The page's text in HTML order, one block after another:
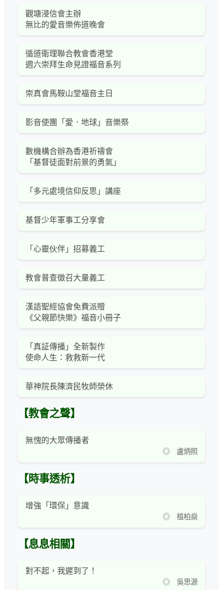
觀塘浸信會主辦
無比的愛音樂佈道晚會
循道衛理聯合教會香港堂
週六崇拜生命見證福音系列
崇真會馬鞍山堂福音主日
影音使團「愛．地球」音樂祭
數機構合辦為香港祈禱會
「基督徒面對前景的勇氣」
「多元處境信仰反思」講座
基督少年軍事工分享會
「心靈伙伴」招募義工
教會普查徵召大量義工
漢語聖經協會免費派贈
《父親節快樂》福音小冊子
「真証傳播」全新製作
使命人生：救救新一代
華神院長陳濟民牧師榮休
【教會之聲】
無愧的大眾傳播者
◎ 盧炳照
【時事透析】
增強「環保」意識
◎ 植柏燊
【息息相關】
對不起，我遲到了！
◎ 吳思源